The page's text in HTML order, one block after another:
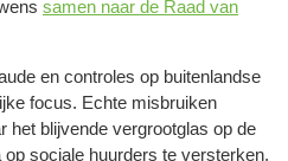
samen naar de Raad van
en controles op buitenlandse
focus. Echte misbruiken
het blijvende vergrootglas op de
sociale huurders te versterken.